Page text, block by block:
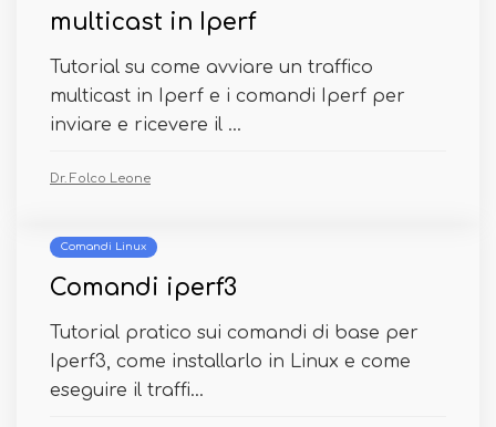
multicast in Iperf
Tutorial su come avviare un traffico
multicast in Iperf e i comandi Iperf per
inviare e ricevere il ...
Dr. Folco Leone
Comandi Linux
Comandi iperf3
Tutorial pratico sui comandi di base per
Iperf3, come installarlo in Linux e come
eseguire il traffi...